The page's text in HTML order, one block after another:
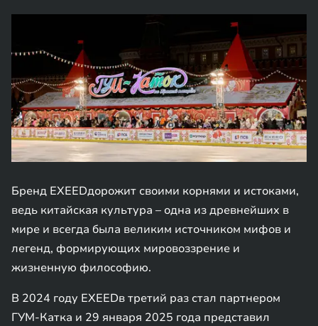
Бренд EXEEDдорожит своими корнями и истоками,
ведь китайская культура – одна из древнейших в
мире и всегда была великим источником мифов и
легенд, формирующих мировоззрение и
жизненную философию.
В 2024 году EXEEDв третий раз стал партнером
ГУМ-Катка и 29 января 2025 года представил